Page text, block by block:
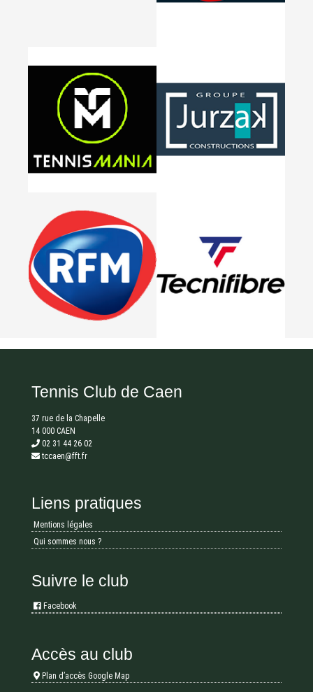
Tennis Club de Caen
37 rue de la Chapelle
14 000 CAEN
02 31 44 26 02
tccaen@fft.fr
Liens pratiques
Mentions légales
Qui sommes nous ?
Suivre le club
Facebook
Accès au club
Plan d’accès Google Map